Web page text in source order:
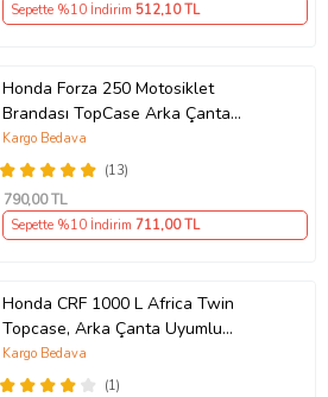
Sepette %10 İndirim 512,10 TL
Honda Forza 250 Motosiklet
Brandası TopCase Arka Çanta
Uyumlu Branda,Örtü
(13)
Kargo Bedava
790,00 TL
Sepette %10 İndirim 711,00 TL
Honda CRF 1000 L Africa Twin
Topcase, Arka Çanta Uyumlu
Motosiklet Branda, Motor Örtüsü ,
Çadır
(1)
Kargo Bedava